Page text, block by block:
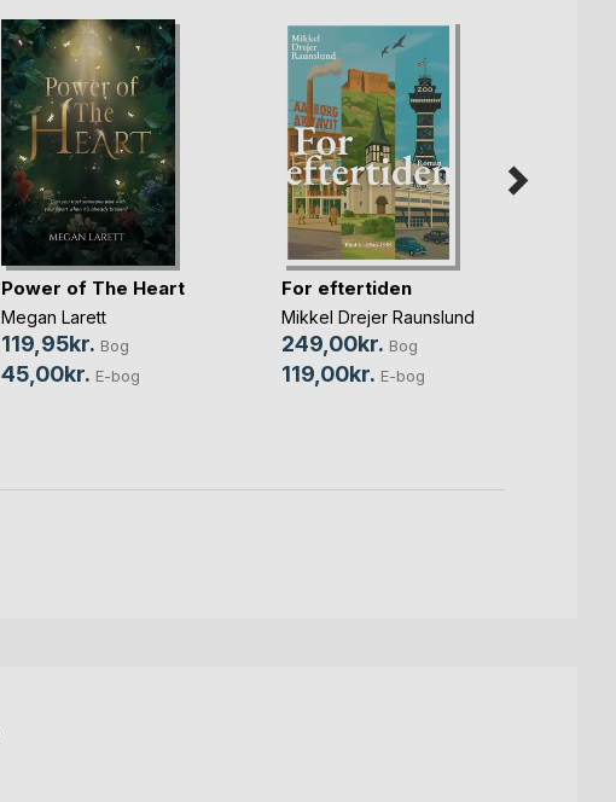
Power of The Heart
Megan Larett
119,95kr. Bog
45,00kr. E-bog
For eftertiden
Mikkel Drejer Raunslund
249,00kr. Bog
119,00kr. E-bog